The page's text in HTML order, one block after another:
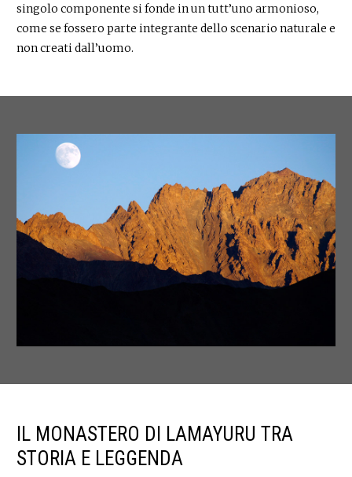
singolo componente si fonde in un tutt’uno armonioso,
come se fossero parte integrante dello scenario naturale e
non creati dall’uomo.
IL MONASTERO DI LAMAYURU TRA
STORIA E LEGGENDA